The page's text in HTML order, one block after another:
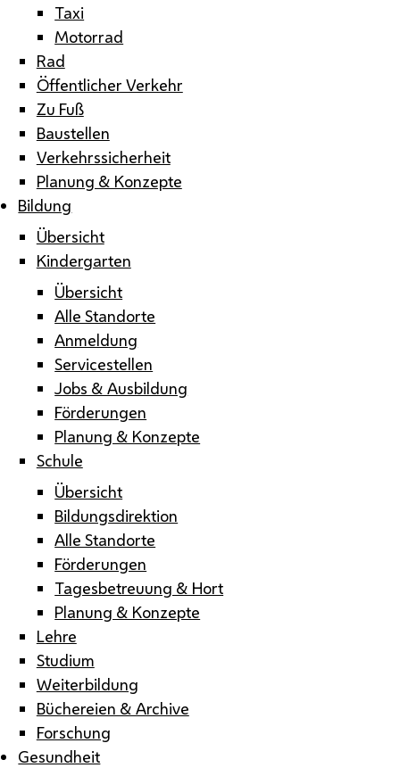
Taxi
Motorrad
Rad
Öffentlicher Verkehr
Zu Fuß
Baustellen
Verkehrssicherheit
Planung & Konzepte
Bildung
Übersicht
Kindergarten
Übersicht
Alle Standorte
Anmeldung
Servicestellen
Jobs & Ausbildung
Förderungen
Planung & Konzepte
Schule
Übersicht
Bildungsdirektion
Alle Standorte
Förderungen
Tagesbetreuung & Hort
Planung & Konzepte
Lehre
Studium
Weiterbildung
Büchereien & Archive
Forschung
Gesundheit